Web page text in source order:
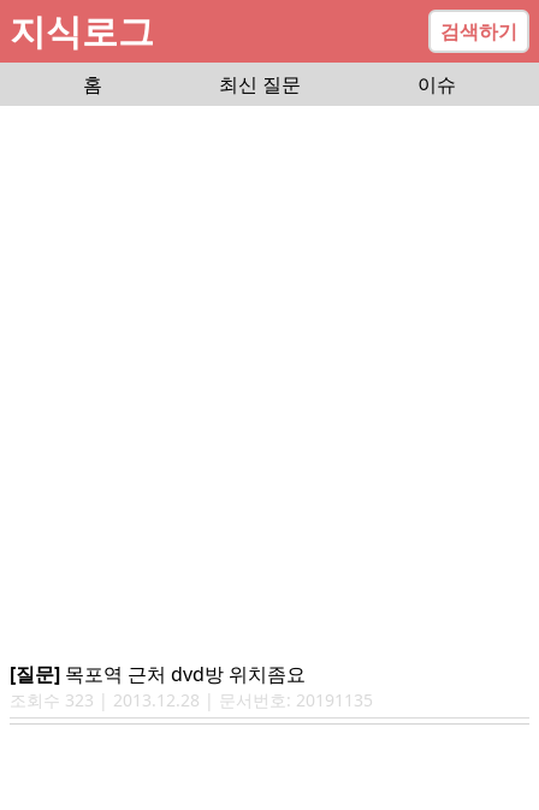
지식로그
검색하기
홈
최신 질문 이슈
[질문] 목포역 근처 dvd방 위치좀요
조회수 323 | 2013.12.28 | 문서번호: 20191135